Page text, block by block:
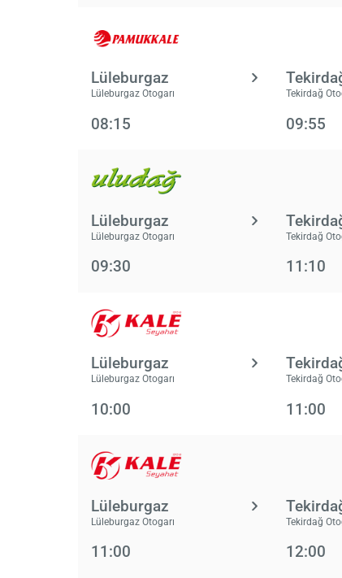
Lüleburgaz
Lüleburgaz Otogarı Tekirdağ
08:15 09:55
Lüleburgaz
Lüleburgaz Otogarı Tekirdağ
09:30 11:10
Lüleburgaz
Lüleburgaz Otogarı Tekirdağ
10:00 11:00
Lüleburgaz
Lüleburgaz Otogarı Tekirdağ
11:00 12:00